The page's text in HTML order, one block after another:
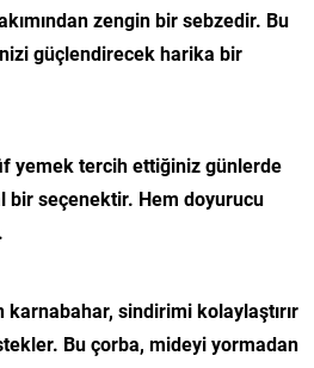
zengin bir sebzedir. Bu
güçlendirecek harika bir
yemek tercih ettiğiniz günlerde
bir seçenektir. Hem doyurucu
karnabahar, sindirimi kolaylaştırır
Bu çorba, mideyi yormadan